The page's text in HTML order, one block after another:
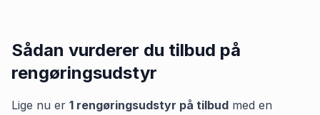
Sådan vurderer du tilbud på
rengøringsudstyr
Lige nu er 1 rengøringsudstyr på tilbud med en